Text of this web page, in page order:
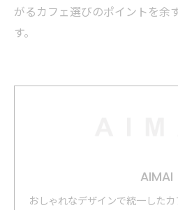
がるカフェ選びのポイントを余
す。
AIMAI
おしゃれなデザインで統一した